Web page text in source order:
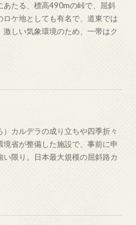
あたる、標高490mの峠で、屈斜
ケ地としても有名で、道東では
しい気象環境のため、一帯はク
カルデラの成り立ちや四季折々
省が整備した施設で、事前に申
限り。日本最大規模の屈斜路カ